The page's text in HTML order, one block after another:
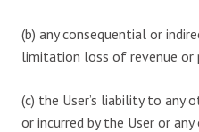
(b) any consequential or
limitation loss of revenue or
(c) the User’s liability to any
or incurred by the User or